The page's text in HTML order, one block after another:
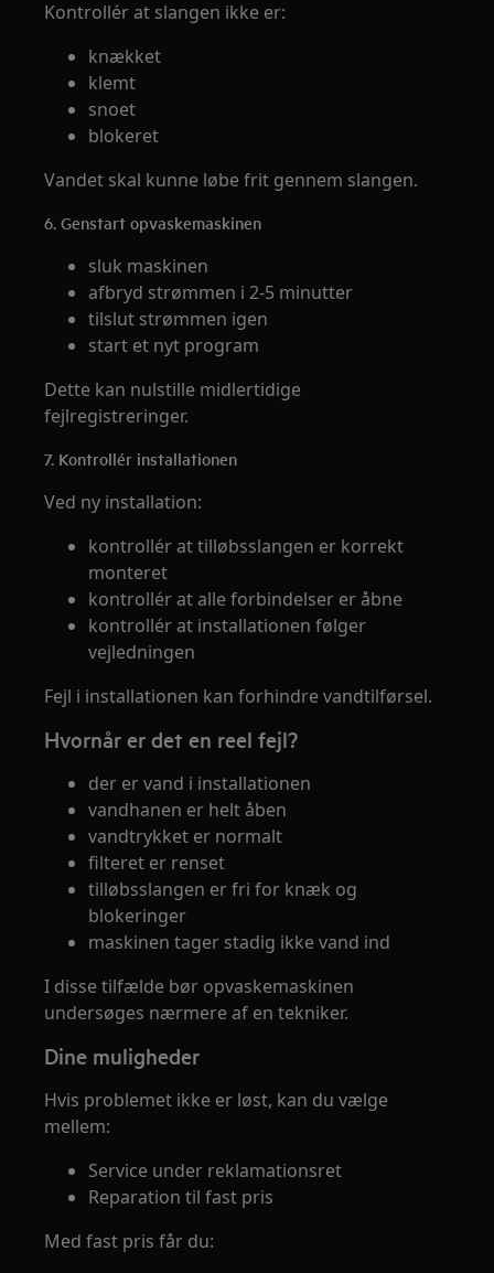
Kontrollér at slangen ikke er:
knækket
klemt
snoet
blokeret
Vandet skal kunne løbe frit gennem slangen.
6. Genstart opvaskemaskinen
sluk maskinen
afbryd strømmen i 2-5 minutter
tilslut strømmen igen
start et nyt program
Dette kan nulstille midlertidige
fejlregistreringer.
7. Kontrollér installationen
Ved ny installation:
kontrollér at tilløbsslangen er korrekt
monteret
kontrollér at alle forbindelser er åbne
kontrollér at installationen følger
vejledningen
Fejl i installationen kan forhindre vandtilførsel.
Hvornår er det en reel fejl?
der er vand i installationen
vandhanen er helt åben
vandtrykket er normalt
filteret er renset
tilløbsslangen er fri for knæk og
blokeringer
maskinen tager stadig ikke vand ind
I disse tilfælde bør opvaskemaskinen
undersøges nærmere af en tekniker.
Dine muligheder
Hvis problemet ikke er løst, kan du vælge
mellem:
Service under reklamationsret
Reparation til fast pris
Med fast pris får du: